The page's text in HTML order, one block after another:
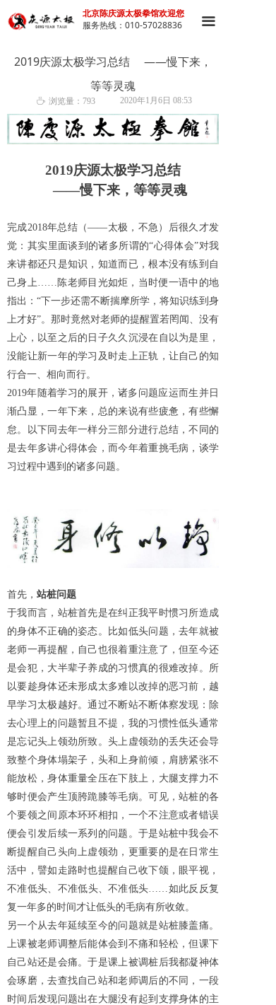
服务热线：010-57028836 끀
北京陈庆源太极拳馆欢迎您
2019庆源太极学习总结 ——慢下来，
等等灵魂
2019庆源太极学习总结
——慢下来，等等灵魂
完成2018年总结（——太极，不急）后很久才发
觉：其实里面谈到的诸多所谓的“心得体会”对我
来讲都还只是知识，知道而已，根本没有练到自
己身上……陈老师目光如炬，当时便一语中的地
指出：“下一步还需不断揣摩所学，将知识练到身
上才好”。那时竟然对老师的提醒置若罔闻、没有
上心，以至之后的日子久久沉浸在自以为是里，
没能让新一年的学习及时走上正轨，让自己的知
行合一、相向而行。
2019年随着学习的展开，诸多问题应运而生并日
渐凸显，一年下来，总的来说有些疲惫，有些懈
怠。以下同去年一样分三部分进行总结，不同的
是去年多讲心得体会，而今年着重挑毛病，谈学
习过程中遇到的诸多问题。
首先， 站桩问题
于我而言，站桩首先是在纠正我平时惯习所造成
的身体不正确的姿态。比如低头问题，去年就被
老师一再提醒，自己也很着重注意了，但至今还
是会犯，大半辈子养成的习惯真的很难改掉。所
以要趁身体还未形成太多难以改掉的恶习前，越
早学习太极越好。通过不断站不断体察发现：除
去心理上的问题暂且不提，我的习惯性低头通常
是忘记头上领劲所致。头上虚领劲的丢失还会导
致整个身体塌架子，头和上身前倾，肩膀紧张不
能放松，身体重量全压在下肢上，大腿支撑力不
够时便会产生顶胯跪膝等毛病。可见，站桩的各
个要领之间原本环环相扣，一个不注意或者错误
便会引发后续一系列的问题。于是站桩中我会不
断提醒自己头向上虚领劲，更重要的是在日常生
活中，譬如走路时也提醒自己收下颌，眼平视，
不准低头、不准低头、不准低头 ……如此反反复
复一年多的时间才让低头的毛病有所收敛。
另一个从去年延续至今的问题就是站桩膝盖痛。
上课被老师调整后能体会到不痛和轻松，但课下
自己站还是会痛。于是课上被调桩后我都凝神体
会琢磨，去查找自己站和老师调后的不同，一段
时间后发现问题出在大腿没有起到支撑身体的主
2020年1月6日 08:53
ꄘ 浏览量： 793